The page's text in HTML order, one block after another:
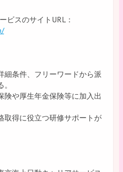
ビスのサイトURL：
細条件、フリーワードから派
険や厚生年金保険等に加入出
取得に役立つ研修サポートが